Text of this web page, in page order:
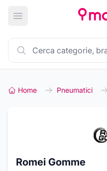
Apri menu principale
Home Pneumatici
Romei Gomme